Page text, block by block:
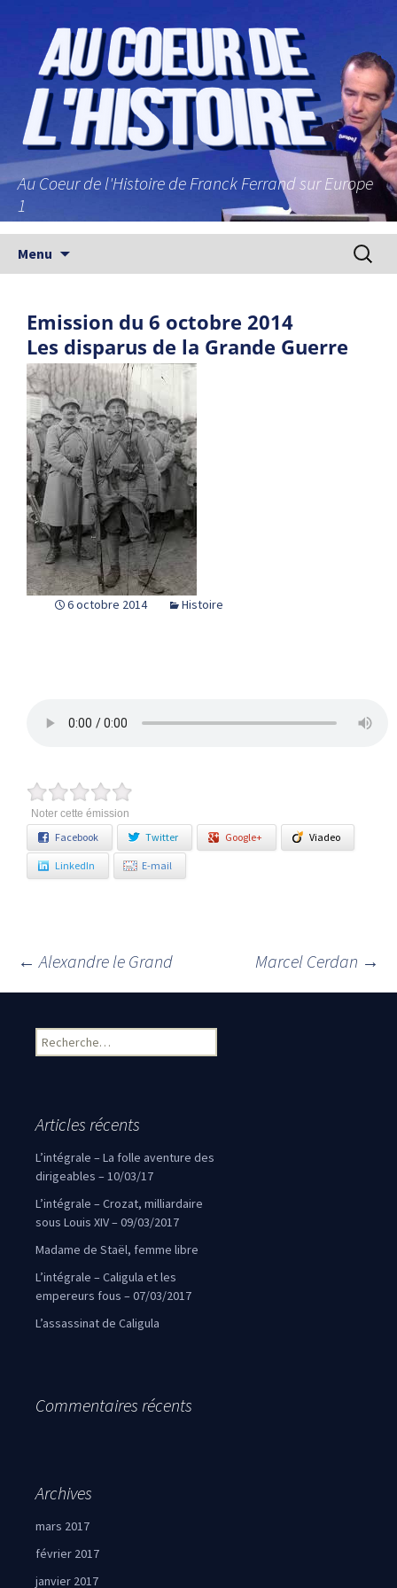
Au Coeur de l'Histoire de Franck Ferrand sur Europe
1
Menu
Emission du 6 octobre 2014
Les disparus de la Grande Guerre
6 octobre 2014 Histoire
Noter cette émission
Facebook Twitter Google+ Viadeo
LinkedIn E-mail
Navigation des articles
← Alexandre le Grand Marcel Cerdan →
Rechercher :
Articles récents
L’intégrale – La folle aventure des
dirigeables – 10/03/17
L’intégrale – Crozat, milliardaire
sous Louis XIV – 09/03/2017
Madame de Staël, femme libre
L’intégrale – Caligula et les
empereurs fous – 07/03/2017
L’assassinat de Caligula
Commentaires récents
Archives
mars 2017
février 2017
janvier 2017